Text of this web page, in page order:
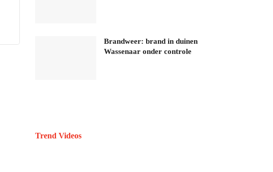
Brandweer: brand in duinen
Wassenaar onder controle
Trend Videos